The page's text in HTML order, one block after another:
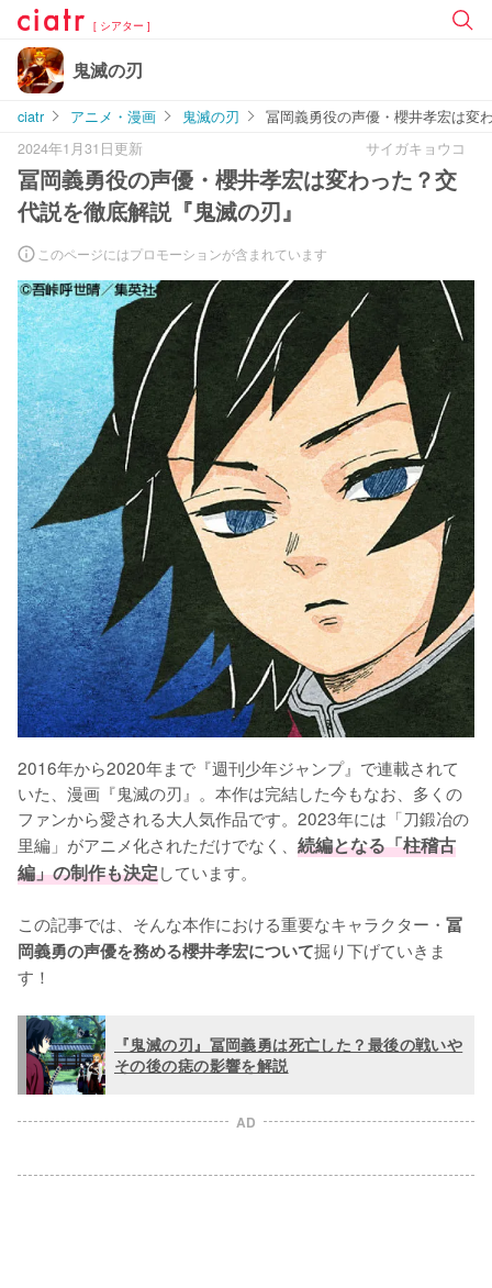
[ シアター ]
鬼滅の刃
ciatr アニメ・漫画 鬼滅の刃
冨岡義勇役の声優・櫻井孝宏は変
2024年1月31日更新
サイガキョウコ
冨岡義勇役の声優・櫻井孝宏は変わった？交
代説を徹底解説『鬼滅の刃』
このページにはプロモーションが含まれています
2016年から2020年まで『週刊少年ジャンプ』で連載されて
いた、漫画『鬼滅の刃』。本作は完結した今もなお、多くの
ファンから愛される大人気作品です。2023年には「刀鍛冶の
里編」がアニメ化されただけでなく、 続編となる「柱稽古
編」の制作も決定しています。
この記事では、そんな本作における重要なキャラクター・ 冨
岡義勇の声優を務める櫻井孝宏について掘り下げていきま
す！
『鬼滅の刃』冨岡義勇は死亡した？最後の戦いや
その後の痣の影響を解説
AD